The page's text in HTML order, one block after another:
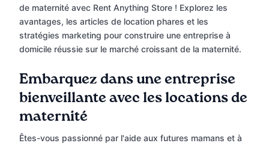
de maternité avec Rent Anything Store ! Explorez les
avantages, les articles de location phares et les
stratégies marketing pour construire une entreprise à
domicile réussie sur le marché croissant de la maternité.
Embarquez dans une entreprise
bienveillante avec les locations de
maternité
Êtes-vous passionné par l'aide aux futures mamans et à